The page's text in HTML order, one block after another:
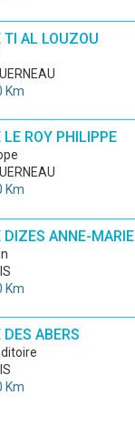
TI AL LOUZOU
Km
ROY PHILIPPE
Km
DIZES ANNE-MARIE
Km
ABERS
Km